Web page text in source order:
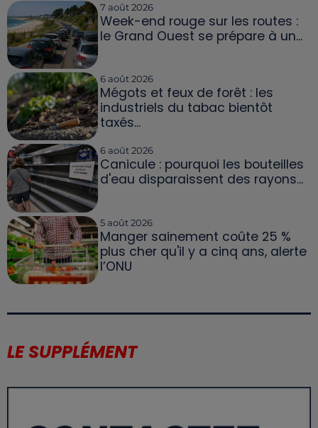
7 août 2026
Week-end rouge sur les routes :
le Grand Ouest se prépare à un...
6 août 2026
Mégots et feux de forêt : les
industriels du tabac bientôt
taxés...
6 août 2026
Canicule : pourquoi les bouteilles
d'eau disparaissent des rayons...
5 août 2026
Manger sainement coûte 25 %
plus cher qu'il y a cinq ans, alerte
l’ONU
LE SUPPLÉMENT